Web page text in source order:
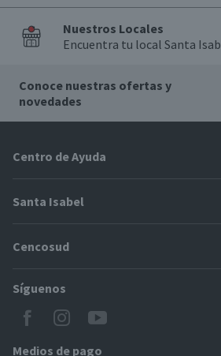
Nuestros Locales
Encuentra tu local Santa
Conoce nuestras ofertas y
novedades
Centro de Ayuda
Problemas con tu pedido
Cómo modificar mis datos
Modos de entrega y cobertura
Locales Santa Isabel
Santa Isabel
Proveedores
CyberDay
Cencosud
Paris
Jumbo
Easy
Síguenos
Medios de pago